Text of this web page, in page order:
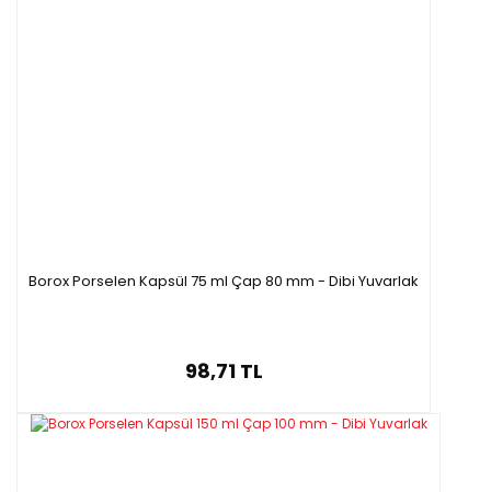
Borox Porselen Kapsül 75 ml Çap 80 mm - Dibi Yuvarlak
98,71 TL